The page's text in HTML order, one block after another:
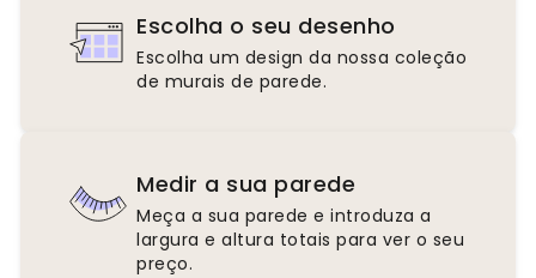
Escolha o seu desenho
Escolha um design da nossa coleção
de murais de parede.
Medir a sua parede
Meça a sua parede e introduza a
largura e altura totais para ver o seu
preço.